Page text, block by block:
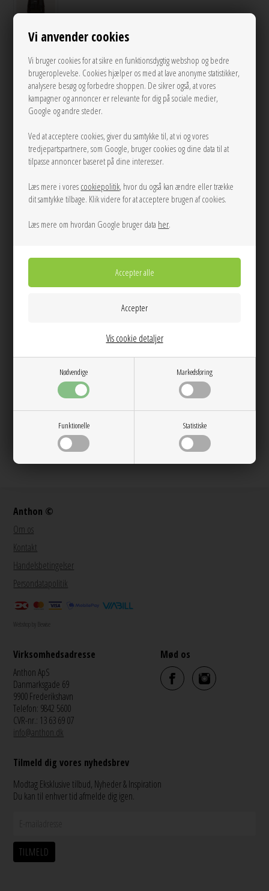
Vi anvender cookies
Vi bruger cookies for at sikre en funktionsdygtig webshop og bedre
brugeroplevelse. Cookies hjælper os med at lave anonyme statistikker,
analysere besøg og forbedre shoppen. De sikrer også, at vores
kampagner og annoncer er relevante for dig på sociale medier,
Google og andre steder.
Ved at acceptere cookies, giver du samtykke til, at vi og vores
tredjepartspartnere, som Google, bruger cookies og dine data til at
tilpasse annoncer baseret på dine interesser.
Læs mere i vores cookiepolitik, hvor du også kan ændre eller trække
dit samtykke tilbage. Klik videre for at acceptere brugen af cookies.
Læs mere om hvordan Google bruger data her.
Nødvendige Markedsføring
Funktionelle Statistiske
Vis cookie detaljer
Hero scarf Dark Grey Melange Oval Square
Varenr.:130370
Se mere fra Oval Square
På lager
Før 550,00
300,00DKK
LÆG I KURVEN
Dag til dag levering på hverdage
Stor kundetilfredshed
Gratis ombytning
Gratis fragt v. køb over 600 DKK
Anthon ©
Om os
Kontakt
Handelsbetingelser
Persondatapolitik
Webshop by Bewise
Virksomhedsadresse
Anthon ApS
Danmarksgade 69
9900 Frederikshavn
Telefon: 9842 5600
CVR-nr.: 13 63 69 07
info@anthon.dk
Mød os
Tilmeld dig vores nyhedsbrev
Modtag Eksklusive tilbud, Nyheder & Inspiration
Du kan til enhver tid afmelde dig igen.